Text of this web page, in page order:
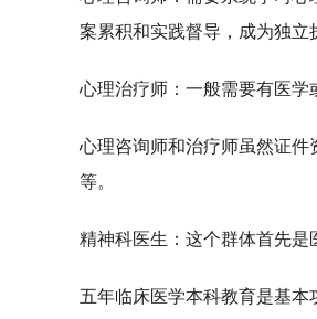
案累积和实践督导 ，成为独立
心理治疗师： 一般需要有医学
心理咨询师和治疗师虽然证
等。
精神科医生 ：这个群体首先
五年临床医学本科教育是基本